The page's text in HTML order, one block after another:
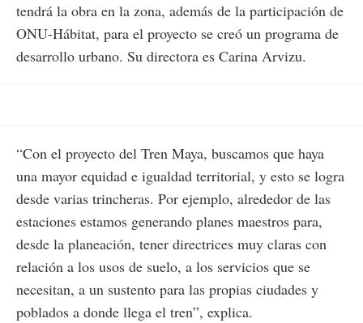
tendrá la obra en la zona, además de la participación de
ONU-Hábitat, para el proyecto se creó un programa de
desarrollo urbano. Su directora es Carina Arvizu.
“Con el proyecto del Tren Maya, buscamos que haya
una mayor equidad e igualdad territorial, y esto se logra
desde varias trincheras. Por ejemplo, alrededor de las
estaciones estamos generando planes maestros para,
desde la planeación, tener directrices muy claras con
relación a los usos de suelo, a los servicios que se
necesitan, a un sustento para las propias ciudades y
poblados a donde llega el tren”, explica.